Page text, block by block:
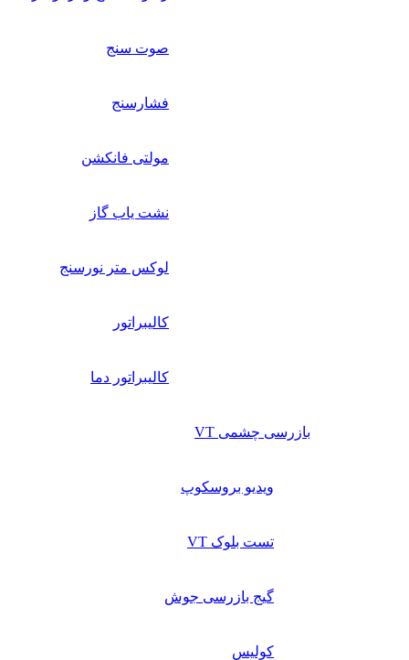
صوت سنج
فشارسنج
مولتی فانکشن
نشت یاب گاز
لوکس متر نورسنج
کالیبراتور
کالیبراتور دما
بازرسی چشمی VT
ویدیو بروسکوپ
تست بلوک VT
گیج بازرسی جوش
کولیس